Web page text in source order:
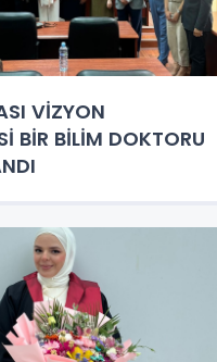
VİZYON
BİR BİLİM DOKTORU